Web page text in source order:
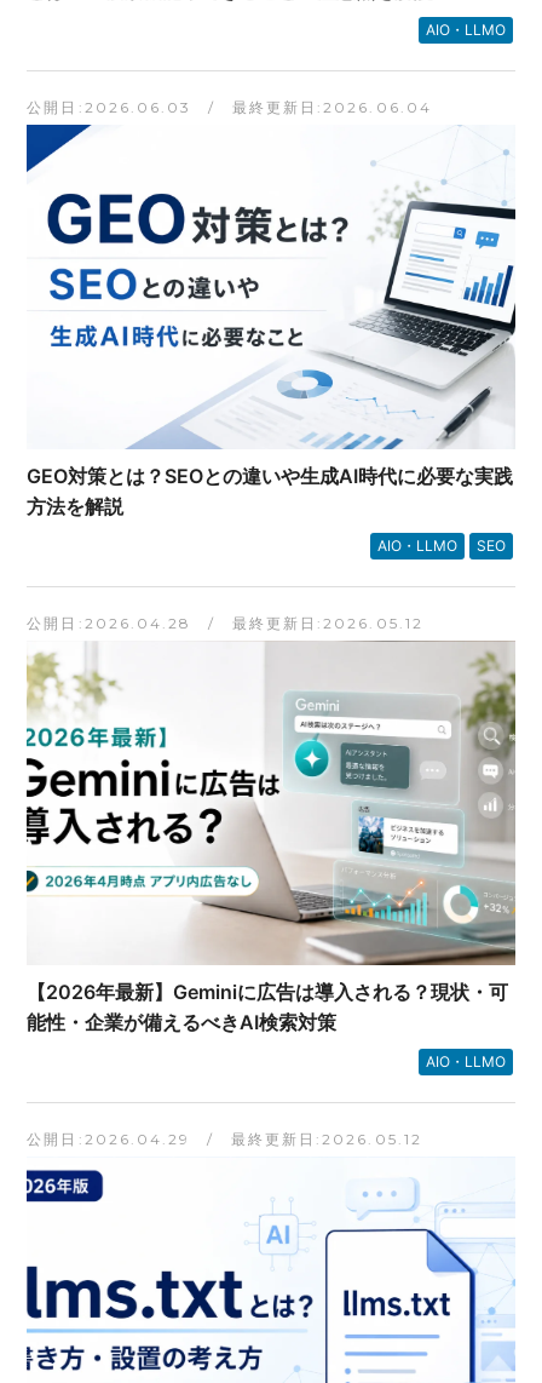
AIO・LLMO
公開日:2026.06.03 / 最終更新日:2026.06.04
GEO対策とは？SEOとの違いや生成AI時代に必要な実践
方法を解説
AIO・LLMO SEO
公開日:2026.04.28 / 最終更新日:2026.05.12
【2026年最新】Geminiに広告は導入される？現状・可
能性・企業が備えるべきAI検索対策
AIO・LLMO
公開日:2026.04.29 / 最終更新日:2026.05.12